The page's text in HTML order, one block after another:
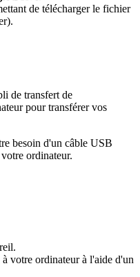
de télécharger le fichier
de transfert de
pour transférer vos
besoin d'un câble USB
ordinateur.
votre ordinateur à l'aide d'un